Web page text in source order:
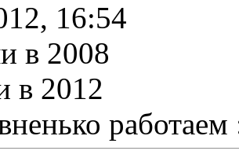
16:54
в 2008
в 2012
работаем